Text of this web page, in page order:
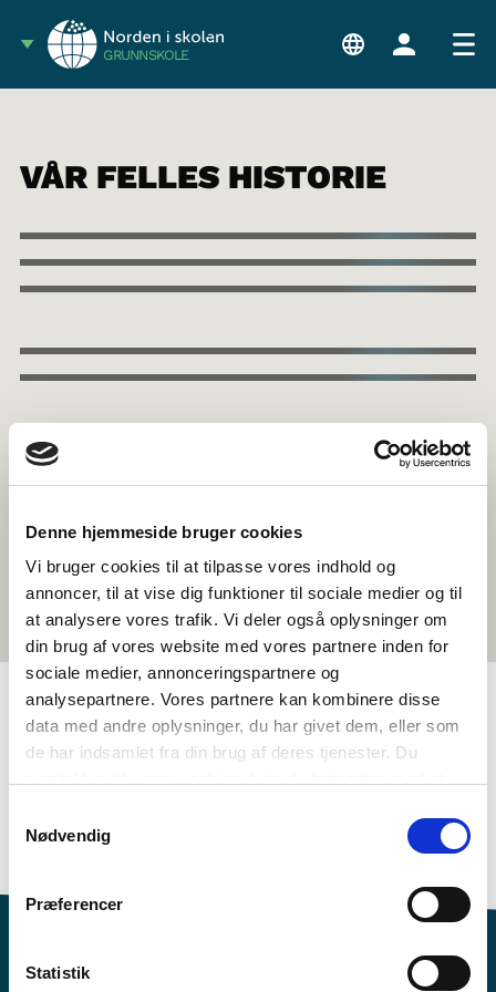
Denne hjemmeside bruger cookies
Vi bruger cookies til at tilpasse vores indhold og
annoncer, til at vise dig funktioner til sociale medier og til
at analysere vores trafik. Vi deler også oplysninger om
din brug af vores website med vores partnere inden for
sociale medier, annonceringspartnere og
analysepartnere. Vores partnere kan kombinere disse
data med andre oplysninger, du har givet dem, eller som
de har indsamlet fra din brug af deres tjenester. Du
Nødvendig
Præferencer
Statistik
GRUNNSKOLE
TAGS
1-3 leksjoner
VÅR FELLES HISTORIE